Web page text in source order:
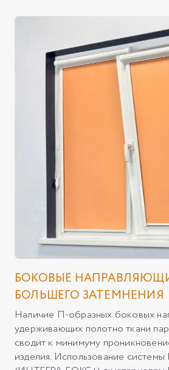
БОКОВЫЕ
БОЛЬШЕГО ЗАТЕМНЕНИЯ
Наличие П-образных боковых
удерживающих полотно ткани
сводит к минимуму
изделия. Использование